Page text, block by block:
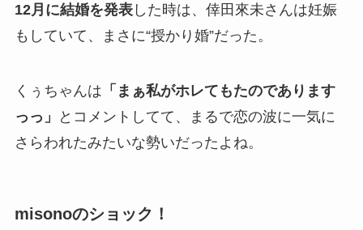
12月に結婚を発表した時は、倖田來未さんは妊娠
もしていて、まさに“授かり婚”だった。
くぅちゃんは 「まぁ私がホレてもたのであります
っっ」
とコメントしてて、まるで恋の波に一気に
さらわれたみたいな勢いだったよね。
misonoのショック！